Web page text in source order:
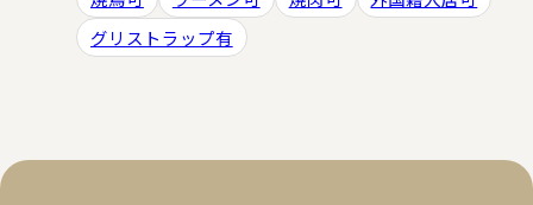
グリストラップ有